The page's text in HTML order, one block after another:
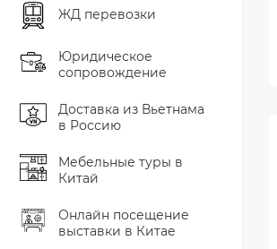
ЖД перевозки
Юридическое
сопровождение
Доставка из Вьетнама
в Россию
Мебельные туры в
Китай
Онлайн посещение
выставки в Китае